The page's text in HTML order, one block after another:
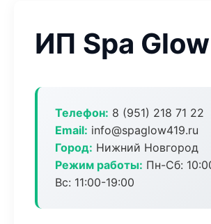
ИП Spa Glow
Телефон: 8 (951) 218 71 22
Email: info@spaglow419.ru
Город: Нижний Новгород
Режим работы: Пн-Сб:
Вс: 11:00-19:00